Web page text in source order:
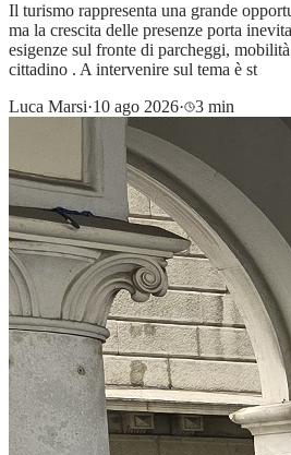
Il turismo rappresenta una grande
ma la crescita delle presenze porta
esigenze sul fronte di parcheggi,
cittadino . A intervenire sul tema è st
Luca Marsi·10 ago 2026· 3 min